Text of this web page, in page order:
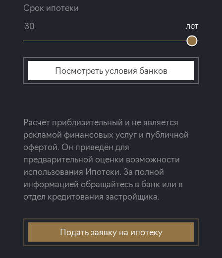
Срок ипотеки
лет
Посмотреть условия банков
Расчёт приблизительный и не является
рекламой финансовых услуг и публичной
офертой. Он приведён для
предварительной оценки возможности
использования Ипотеки. За полной
информацией обращайтесь в банк или в
отдел кредитования застройщика.
Подать заявку на ипотеку